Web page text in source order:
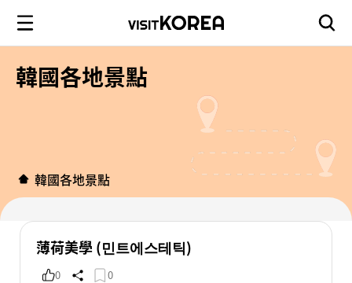
韓國各地景點
韓國各地景點
薄荷美學 (민트에스테틱)
0 0